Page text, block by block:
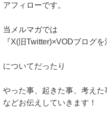
アフィローです。
当メルマガでは
『X(旧Twitter)×VODブログ
についてだったり
やった事、起きた事、考えた
などお伝えしていきます！